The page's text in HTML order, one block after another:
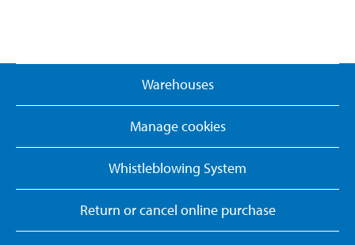
Warehouses
Manage cookies
Whistleblowing System
Return or cancel online purchase